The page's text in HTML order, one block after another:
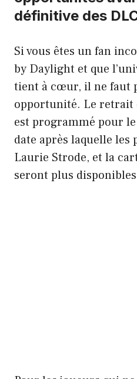
définitive des
Si vous êtes un fan
by Daylight et que
tient à cœur, il ne faut
opportunité. Le retrait
est programmé pour le
date après laquelle les
Laurie Strode, et la
seront plus